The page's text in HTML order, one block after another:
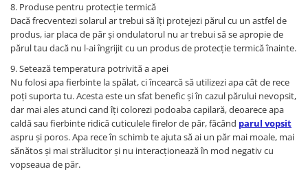
8. Produse pentru protecție termică
Dacă frecventezi solarul ar trebui să îți protejezi părul cu un astfel de
produs, iar placa de păr și ondulatorul nu ar trebui să se apropie de
părul tau dacă nu l-ai îngrijit cu un produs de protecție termică înainte.
9. Setează temperatura potrivită a apei
Nu folosi apa fierbinte la spălat, ci încearcă să utilizezi apa cât de rece
poți suporta tu. Acesta este un sfat benefic și în cazul părului nevopsit,
dar mai ales atunci cand îți colorezi podoaba capilară, deoarece apa
caldă sau fierbinte ridică cuticulele firelor de păr, făcând parul vopsit
aspru și poros. Apa rece în schimb te ajuta să ai un păr mai moale, mai
sănătos și mai strălucitor și nu interacționează în mod negativ cu
vopseaua de păr.